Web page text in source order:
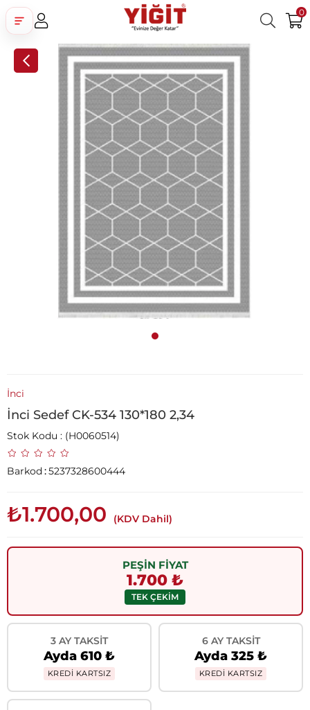
0
Üye Girişi Üye Ol Facebook İle Bağlan
Google İle Bağlan
İnci
İnci Sedef CK-534 130*180 2,34
Stok Kodu (H0060514)
Barkod:5237328600444
₺1.700,00 (KDV Dahil)
PEŞİN FİYAT
1.700 ₺
TEK ÇEKİM
3 AY TAKSIT
Ayda 610 ₺
KREDİ KARTSIZ
6 AY TAKSIT
Ayda 325 ₺
KREDİ KARTSIZ